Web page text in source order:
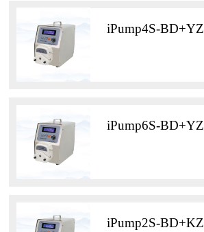
iPump4S-BD+YZ
iPump6S-BD+YZ
iPump2S-BD+KZ